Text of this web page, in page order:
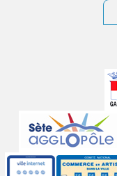
partenaires
Labels